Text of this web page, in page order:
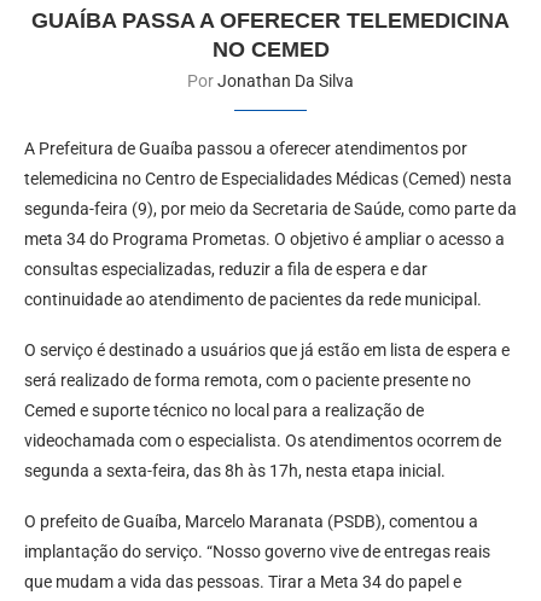
GUAÍBA PASSA A OFERECER TELEMEDICINA
NO CEMED
PorJonathan Da Silva
A Prefeitura de Guaíba passou a oferecer atendimentos por
telemedicina no Centro de Especialidades Médicas (Cemed) nesta
segunda-feira (9), por meio da Secretaria de Saúde, como parte da
meta 34 do Programa Prometas. O objetivo é ampliar o acesso a
consultas especializadas, reduzir a fila de espera e dar
continuidade ao atendimento de pacientes da rede municipal.
O serviço é destinado a usuários que já estão em lista de espera e
será realizado de forma remota, com o paciente presente no
Cemed e suporte técnico no local para a realização de
videochamada com o especialista. Os atendimentos ocorrem de
segunda a sexta-feira, das 8h às 17h, nesta etapa inicial.
O prefeito de Guaíba, Marcelo Maranata (PSDB), comentou a
implantação do serviço. “Nosso governo vive de entregas reais
que mudam a vida das pessoas. Tirar a Meta 34 do papel e